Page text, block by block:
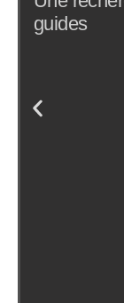
guides